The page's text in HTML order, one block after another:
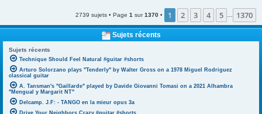
2739 sujets • Page 1 sur1370 • 1 2 3 4 5 1370
Sujets récents
Sujets récents
Technique Should Feel Natural #guitar #shorts
Arturo Solorzano plays "Tenderly" by Walter Gross on a 1978 Miguel Rodriguez
classical guitar
A. Tansman's "Gaillarde" played by Davide Giovanni Tomasi on a 2021 Alhambra
"Mengual y Margarit NT"
Delcamp. J.F: - TANGO en la mieur opus 3a
Drive Your Neighbors Crazy #guitar #shorts